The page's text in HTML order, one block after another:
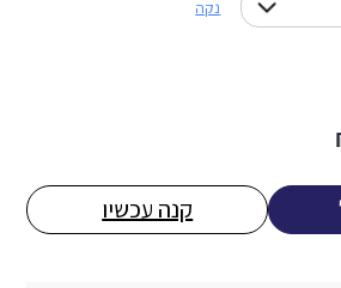
נקה
הוא:
3,288 ₪.
קנה עכשיו